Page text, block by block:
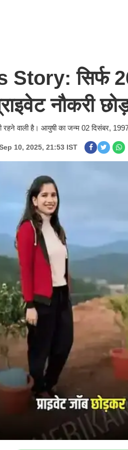
Story: सिर्फ
नौकरी
रहने वाली है। आयुषी का जन्म 02 दिसंबर,
10, 2025, 21:53 IST